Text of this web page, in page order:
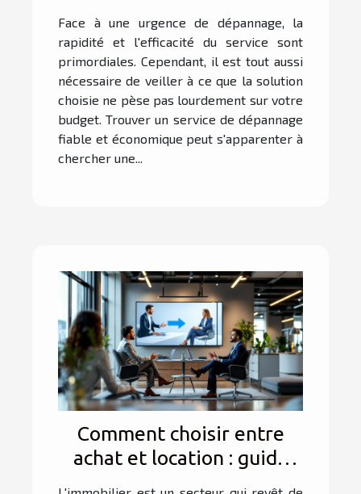
Face à une urgence de dépannage, la
rapidité et l'efficacité du service sont
primordiales. Cependant, il est tout aussi
nécessaire de veiller à ce que la solution
choisie ne pèse pas lourdement sur votre
budget. Trouver un service de dépannage
fiable et économique peut s'apparenter à
chercher une...
Comment choisir entre
achat et location : guide